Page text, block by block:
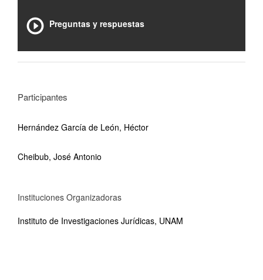
Preguntas y respuestas
Participantes
Hernández García de León, Héctor
Cheibub, José Antonio
Instituciones Organizadoras
Instituto de Investigaciones Jurídicas, UNAM